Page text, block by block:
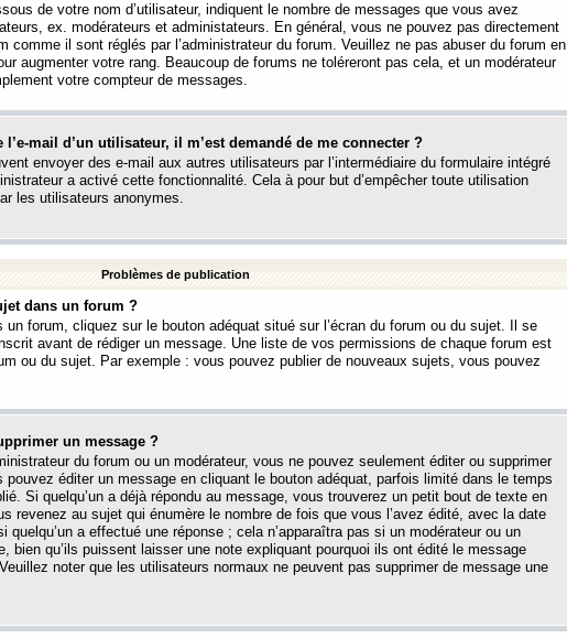
de votre nom d’utilisateur, indiquent le nombre de messages que vous avez
ex. modérateurs et administateurs. En général, vous ne pouvez pas directement
comme il sont réglés par l’administrateur du forum. Veuillez ne pas abuser du forum en
augmenter votre rang. Beaucoup de forums ne toléreront pas cela, et un modérateur
votre compteur de messages.
mail d’un utilisateur, il m’est demandé de me connecter ?
envoyer des e-mail aux autres utilisateurs par l’intermédiaire du formulaire intégré
a activé cette fonctionnalité. Cela à pour but d’empêcher toute utilisation
les utilisateurs anonymes.
Problèmes de publication
dans un forum ?
un forum, cliquez sur le bouton adéquat situé sur l’écran du forum ou du sujet. Il se
avant de rédiger un message. Une liste de vos permissions de chaque forum est
ou du sujet. Par exemple : vous pouvez publier de nouveaux sujets, vous pouvez
un message ?
du forum ou un modérateur, vous ne pouvez seulement éditer ou supprimer
éditer un message en cliquant le bouton adéquat, parfois limité dans le temps
Si quelqu’un a déjà répondu au message, vous trouverez un petit bout de texte en
revenez au sujet qui énumère le nombre de fois que vous l’avez édité, avec la date
quelqu’un a effectué une réponse ; cela n’apparaîtra pas si un modérateur ou un
bien qu’ils puissent laisser une note expliquant pourquoi ils ont édité le message
noter que les utilisateurs normaux ne peuvent pas supprimer de message une